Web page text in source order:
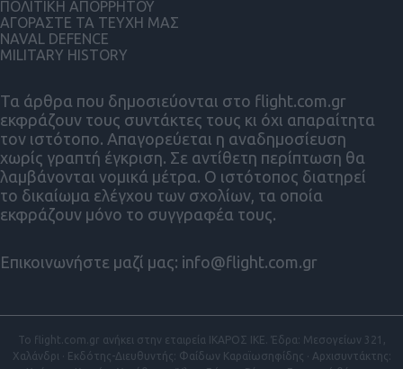
Τα άρθρα που δημοσιεύονται στο flight.com.gr
εκφράζουν τους συντάκτες τους κι όχι απαραίτητα
τον ιστότοπο. Απαγορεύεται η αναδημοσίευση
χωρίς γραπτή έγκριση. Σε αντίθετη περίπτωση θα
λαμβάνονται νομικά μέτρα. Ο ιστότοπος διατηρεί
το δικαίωμα ελέγχου των σχολίων, τα οποία
εκφράζουν μόνο το συγγραφέα τους.
Επικοινωνήστε μαζί μας: info@flight.com.gr
ΠΟΛΙΤΙΚΗ ΑΠΟΡΡΗΤΟΥ
ΑΓΟΡΑΣΤΕ ΤΑ ΤΕΥΧΗ ΜΑΣ
NAVAL DEFENCE
MILITARY HISTORY
Το flight.com.gr ανήκει στην εταιρεία ΙΚΑΡΟΣ ΙΚΕ. Έδρα: Μεσογείων 321,
Χαλάνδρι · Εκδότης-Διευθυντής: Φαίδων Καραϊωσηφίδης · Αρχισυντάκτης: